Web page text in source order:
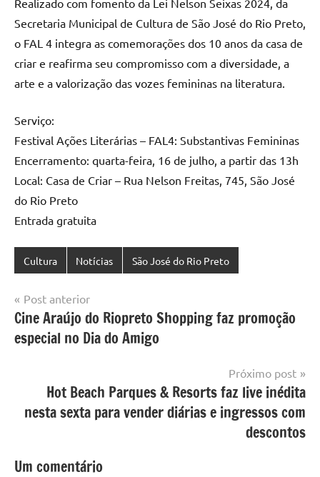
Realizado com fomento da Lei Nelson Seixas 2024, da
Secretaria Municipal de Cultura de São José do Rio Preto,
o FAL 4 integra as comemorações dos 10 anos da casa de
criar e reafirma seu compromisso com a diversidade, a
arte e a valorização das vozes femininas na literatura.
Serviço:
Festival Ações Literárias – FAL4: Substantivas Femininas
Encerramento: quarta-feira, 16 de julho, a partir das 13h
Local: Casa de Criar – Rua Nelson Freitas, 745, São José
do Rio Preto
Entrada gratuita
Cultura Notícias São José do Rio Preto
Navegação
de
Post
Post anterior
Cine Araújo do Riopreto Shopping faz promoção
especial no Dia do Amigo
Próximo post
Hot Beach Parques & Resorts faz live inédita
nesta sexta para vender diárias e ingressos com
descontos
Um comentário